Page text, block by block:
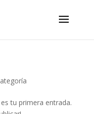
tu primera entrada.